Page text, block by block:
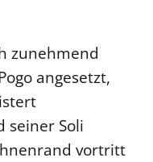
zunehmend
angesetzt,
seiner Soli
vortritt